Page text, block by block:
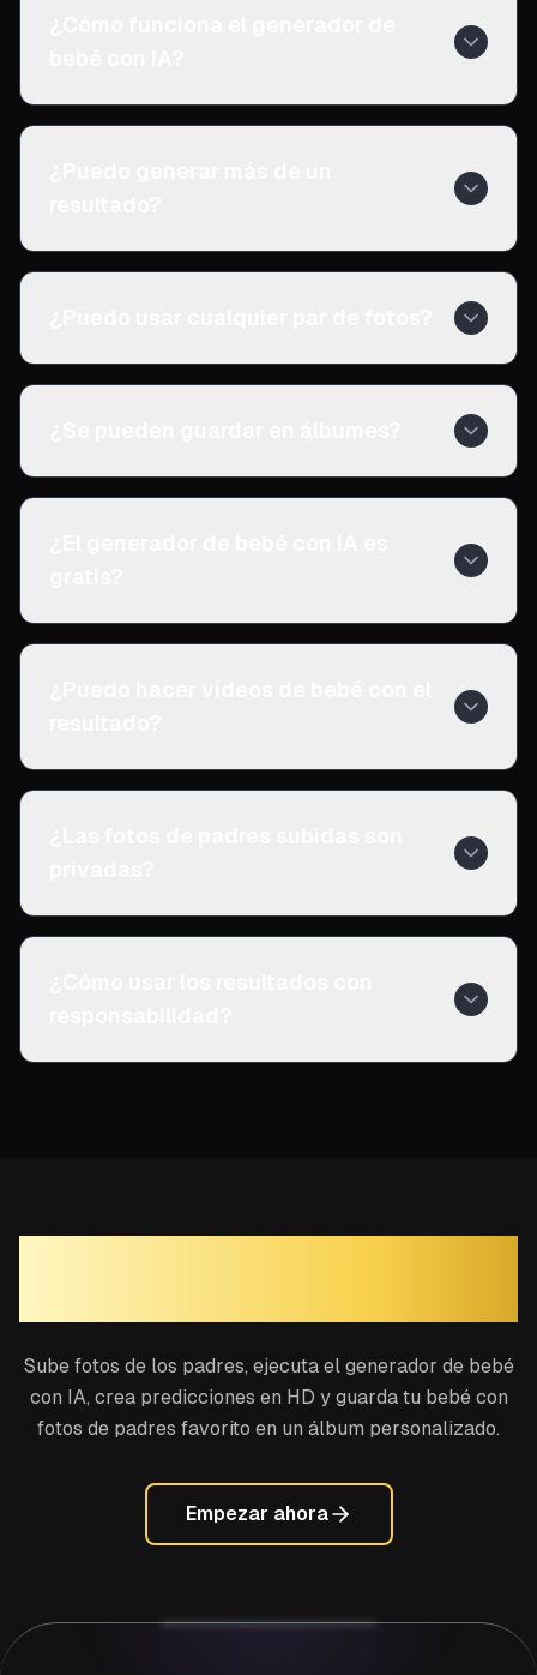
Sube fotos de los padres, ejecuta el generador de bebé
con IA, crea predicciones en HD y guarda tu bebé con
fotos de padres favorito en un álbum personalizado.
Empezar ahora